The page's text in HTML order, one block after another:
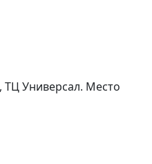
ТЦ Универсал. Место